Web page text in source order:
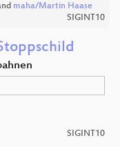
maha/Martin Haase
SIGINT10
SIGINT10